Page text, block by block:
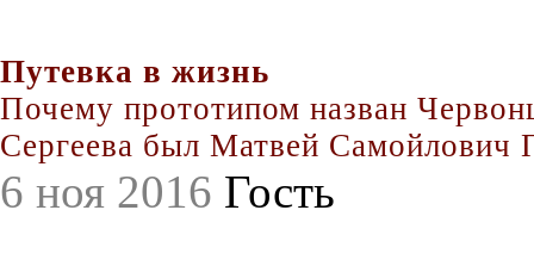
Путевка в жизнь
Почему прототипом назван
Сергеева был Матвей Самойлович
6 ноя 2016 Гость